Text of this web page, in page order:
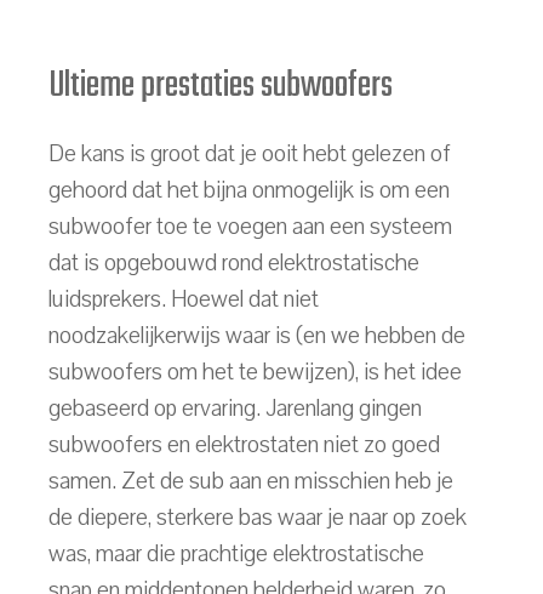
Ultieme prestaties subwoofers
De kans is groot dat je ooit hebt gelezen of
gehoord dat het bijna onmogelijk is om een
subwoofer toe te voegen aan een systeem
dat is opgebouwd rond elektrostatische
luidsprekers. Hoewel dat niet
noodzakelijkerwijs waar is (en we hebben de
subwoofers om het te bewijzen), is het idee
gebaseerd op ervaring. Jarenlang gingen
subwoofers en elektrostaten niet zo goed
samen. Zet de sub aan en misschien heb je
de diepere, sterkere bas waar je naar op zoek
was, maar die prachtige elektrostatische